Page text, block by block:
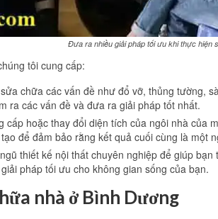
Đưa ra nhiều giải pháp tối ưu khi thực hiện
tôi cung cấp:
chữa các vấn đề như đổ vỡ, thủng tường,
ra các vấn đề và đưa ra giải pháp tốt nhất.
cấp hoặc thay đổi diện tích của ngôi nhà của
để đảm bảo rằng kết quả cuối cùng là một
thiết kế nội thất chuyên nghiệp để giúp
pháp tối ưu cho không gian sống của bạn.
nhà ở Bình Dương